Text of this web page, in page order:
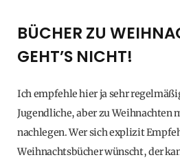
BÜCHER ZU
GEHT’S NICHT!
Ich empfehle hier ja sehr
Jugendliche, aber zu Weihnachten
nachlegen. Wer sich explizit
Weihnachtsbücher wünscht, der